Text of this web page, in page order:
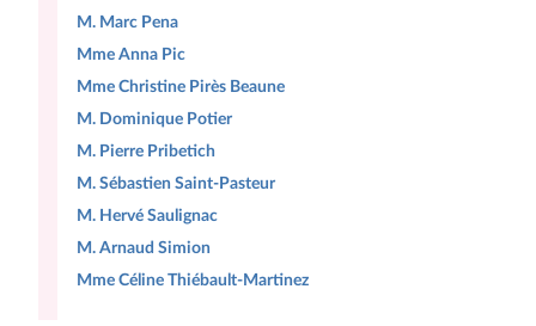
M. Marc Pena
Mme Anna Pic
Mme Christine Pirès Beaune
M. Dominique Potier
M. Pierre Pribetich
M. Sébastien Saint-Pasteur
M. Hervé Saulignac
M. Arnaud Simion
Mme Céline Thiébault-Martinez